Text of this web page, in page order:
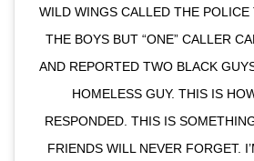
WILD WINGS CALLED THE
THE BOYS BUT “ONE” CALLER
AND REPORTED TWO BLACK
HOMELESS GUY. THIS IS
RESPONDED. THIS IS
FRIENDS WILL NEVER FORGET.